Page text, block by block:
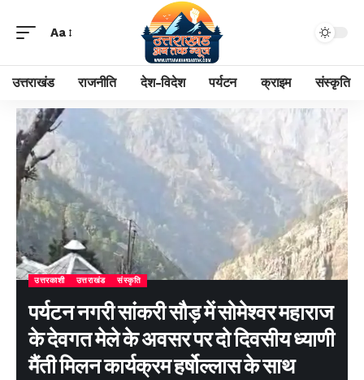
Aa
उत्तराखंड राजनीति देश-विदेश पर्यटन क्राइम संस्कृति
उत्तरकाशी उत्तराखंड संस्कृति
पर्यटन नगरी सांकरी सौड़ में सोमेश्वर महाराज
के देवगत मेले के अवसर पर दो दिवसीय ध्याणी
मैंती मिलन कार्यक्रम हर्षोल्लास के साथ